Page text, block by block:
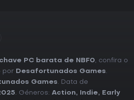
chave PC barata de NBF0, confira o
por Desafortunados Games.
Games. Data de
. Géneros: Action, Indie,
Early